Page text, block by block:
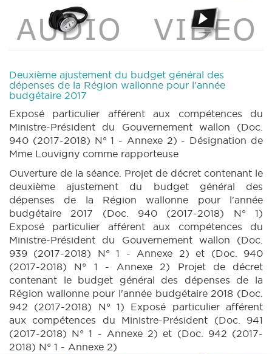
941 n2 (2017-2018) (PDF)
| BUDGET 942 n2
(2017-2018) (PDF)
BUDGET 943 n1 (2017-
2018) (PDF)
|CRIC 48 (2017-2018) (PDF)
2018) (PDF)
Deuxième ajustement du budget général des
dépenses de la Région wallonne pour l'année
budgétaire 2017
Exposé particulier afférent aux compétences du
Ministre-Président du Gouvernement wallon (Doc.
940 (2017-2018) N° 1 - Annexe 2) - Désignation de
Mme Louvigny comme rapporteuse
Ouverture de la séance. Projet de décret contenant le
deuxième ajustement du budget général des
dépenses de la Région wallonne pour l'année
budgétaire 2017 (Doc. 940 (2017-2018) N° 1)
Exposé particulier afférent aux compétences du
Ministre-Président du Gouvernement wallon (Doc.
939 (2017-2018) N° 1 - Annexe 2) et (Doc. 940
(2017-2018) N° 1 - Annexe 2) Projet de décret
contenant le budget général des dépenses de la
Région wallonne pour l'année budgétaire 2018 (Doc.
942 (2017-2018) N° 1) Exposé particulier afférent
aux compétences du Ministre-Président (Doc. 941
(2017-2018) N° 1 - Annexe 2) et (Doc. 942 (2017-
2018) N° 1 - Annexe 2)